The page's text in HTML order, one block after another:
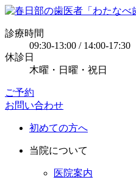
診療時間
09:30-13:00 / 14:00-17:30
休診日
木曜・日曜・祝日
ご予約
お問い合わせ
初めての方へ
当院について
医院案内